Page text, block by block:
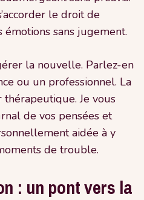
le droit de
sans jugement.
la nouvelle. Parlez-en
ou un professionnel. La
Je vous
de vos pensées et
aidée à y
de trouble.
: un pont vers la